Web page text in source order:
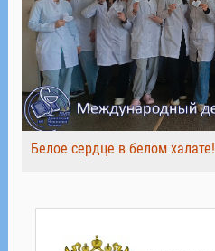
Белое сердце в белом халате!